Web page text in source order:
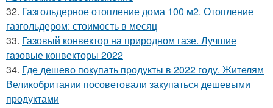
32. Газгольдерное отопление дома 100 м2. Отопление
газгольдером: стоимость в месяц
33. Газовый конвектор на природном газе. Лучшие
газовые конвекторы 2022
34. Где дешево покупать продукты в 2022 году. Жителям
Великобритании посоветовали закупаться дешевыми
продуктами